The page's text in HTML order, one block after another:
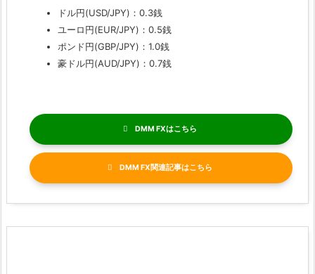
ドル円(USD/JPY)：0.3銭
ユーロ円(EUR/JPY)：0.5銭
ポンド円(GBP/JPY)：1.0銭
豪ドル円(AUD/JPY)：0.7銭
DMM FX
DMM FX関連記事